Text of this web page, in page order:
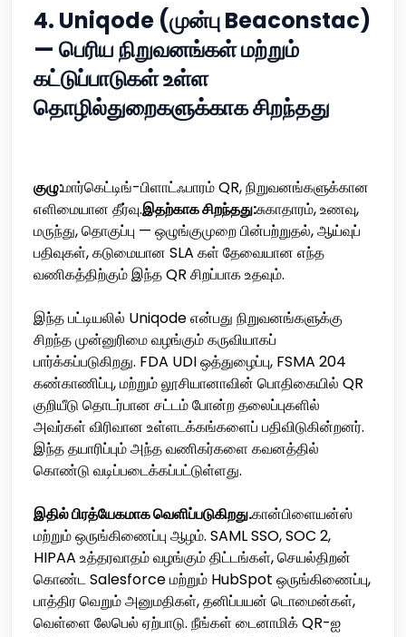
4. Uniqode (முன்பு Beaconstac)
— பெரிய நிறுவனங்கள் மற்றும்
கட்டுப்பாடுகள் உள்ள
தொழில்துறைகளுக்காக சிறந்தது
குழு:மார்கெட்டிங்-பிளாட்ஃபாரம் QR, நிறுவனங்களுக்கான
எளிமையான தீர்வு.இதற்காக சிறந்தது:சுகாதாரம், உணவு,
மருந்து, தொகுப்பு — ஒழுங்குமுறை பின்பற்றுதல், ஆய்வுப்
பதிவுகள், கடுமையான SLA கள் தேவையான எந்த
வணிகத்திற்கும் இந்த QR சிறப்பாக உதவும்.
இந்த பட்டியலில் Uniqode என்பது நிறுவனங்களுக்கு
சிறந்த முன்னுரிமை வழங்கும் கருவியாகப்
பார்க்கப்படுகிறது. FDA UDI ஒத்துழைப்பு, FSMA 204
கண்காணிப்பு, மற்றும் லூசியானாவின் பொதிகையில் QR
குறியீடு தொடர்பான சட்டம் போன்ற தலைப்புகளில்
அவர்கள் விரிவான உள்ளடக்கங்களைப் பதிவிடுகின்றனர்.
இந்த தயாரிப்பும் அந்த வணிகர்களை கவனத்தில்
கொண்டு வடிப்படைக்கப்பட்டுள்ளது.
இதில் பிரத்யேகமாக வெளிப்படுகிறது.கான்பிளையன்ஸ்
மற்றும் ஒருங்கிணைப்பு ஆழம். SAML SSO, SOC 2,
HIPAA உத்தரவாதம் வழங்கும் திட்டங்கள், செயல்திறன்
கொண்ட Salesforce மற்றும் HubSpot ஒருங்கிணைப்பு,
பாத்திர வெறும் அனுமதிகள், தனிப்பயன் டொமைன்கள்,
வெள்ளை லேபெல் ஏற்பாடு. நீங்கள் டைனாமிக் QR-ஐ